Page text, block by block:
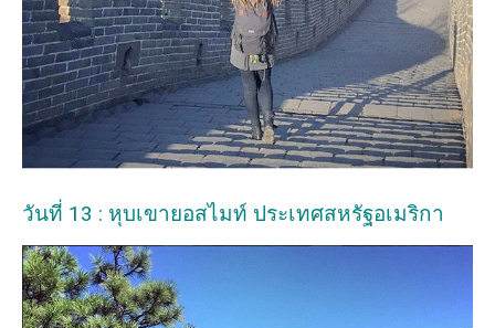
วันที่ 13 : หุบเขายอสไมท์ ประเทศสหรัฐอเมริกา